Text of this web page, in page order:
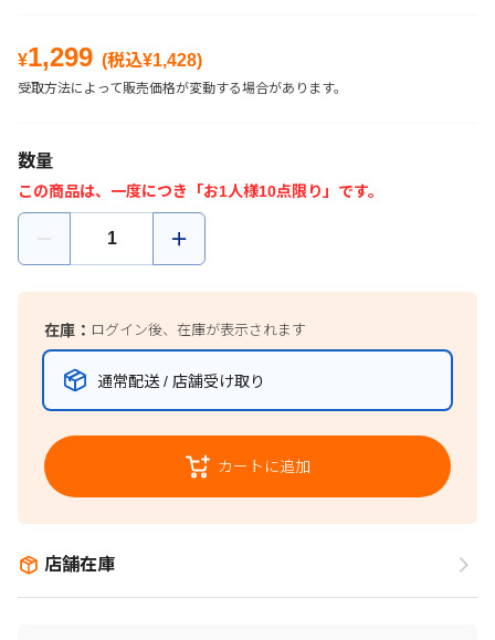
¥1,299 (税込¥1,428)
受取方法によって販売価格が変動する場合があります。
数量
この商品は、一度につき「お1人様10点限り」です。
在庫： ログイン後、在庫が表示されます
通常配送 / 店舗受け取り
カートに追加
店舗在庫